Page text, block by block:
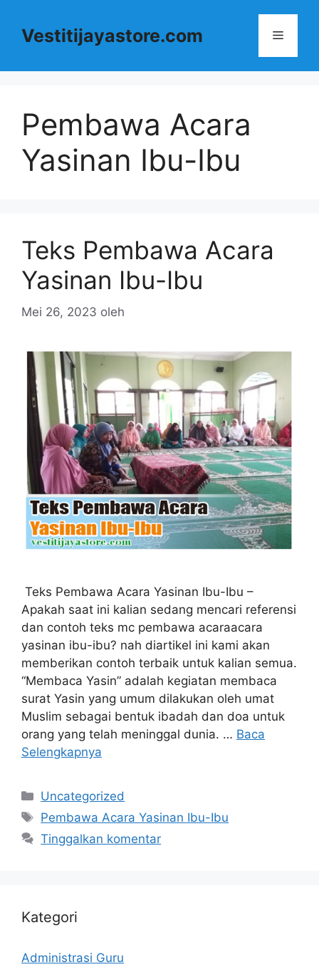
Vestitijayastore.com Menu
Pembawa Acara
Yasinan Ibu-Ibu
Teks Pembawa Acara
Yasinan Ibu-Ibu
Mei 26, 2023 oleh
Teks Pembawa Acara Yasinan Ibu-Ibu –
Apakah saat ini kalian sedang mencari referensi
dan contoh teks mc pembawa acaraacara
yasinan ibu-ibu? nah diartikel ini kami akan
memberikan contoh terbaik untuk kalian semua.
“Membaca Yasin” adalah kegiatan membaca
surat Yasin yang umum dilakukan oleh umat
Muslim sebagai bentuk ibadah dan doa untuk
orang yang telah meninggal dunia. … Baca
Selengkapnya
Kategori
Uncategorized
Tag
Pembawa Acara Yasinan Ibu-Ibu
Tinggalkan komentar
Kategori
Administrasi Guru